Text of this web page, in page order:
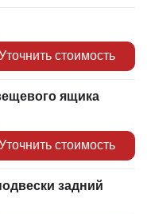
стоимость
ящика
стоимость
задний